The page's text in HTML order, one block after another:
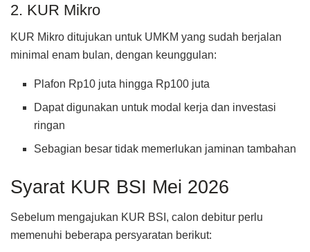
2. KUR Mikro
KUR Mikro ditujukan untuk UMKM yang sudah berjalan
minimal enam bulan, dengan keunggulan:
Plafon Rp10 juta hingga Rp100 juta
Dapat digunakan untuk modal kerja dan investasi
ringan
Sebagian besar tidak memerlukan jaminan tambahan
Syarat KUR BSI Mei 2026
Sebelum mengajukan KUR BSI, calon debitur perlu
memenuhi beberapa persyaratan berikut: